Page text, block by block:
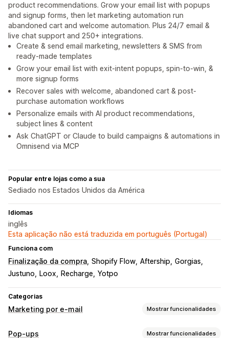
product recommendations. Grow your email list with popups
and signup forms, then let marketing automation run
abandoned cart and welcome automation. Plus 24/7 email &
live chat support and 250+ integrations.
Create & send email marketing, newsletters & SMS from
ready-made templates
Grow your email list with exit-intent popups, spin-to-win, &
more signup forms
Recover sales with welcome, abandoned cart & post-
purchase automation workflows
Personalize emails with AI product recommendations,
subject lines & content
Ask ChatGPT or Claude to build campaigns & automations in
Omnisend via MCP
Popular entre lojas como a sua
Sediado nos Estados Unidos da América
Idiomas
inglês
Esta aplicação não está traduzida em português (Portugal)
Funciona com
Finalização da compra Shopify Flow Aftership Gorgias
Justuno
Loox Recharge Yotpo
Categorias
Marketing por e-mail Mostrar funcionalidades
Tipos de campanhas
Pop-ups Mostrar funcionalidades